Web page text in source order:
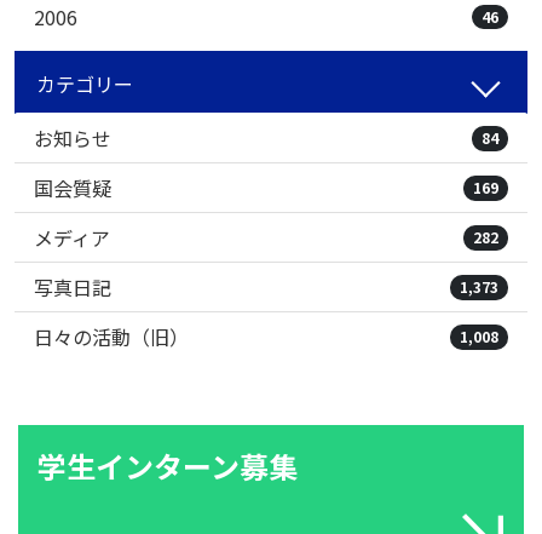
2006 46
カテゴリー
お知らせ
84
国会質疑 169
メディア 282
写真日記 1,373
日々の活動（旧） 1,008
学生インターン募集